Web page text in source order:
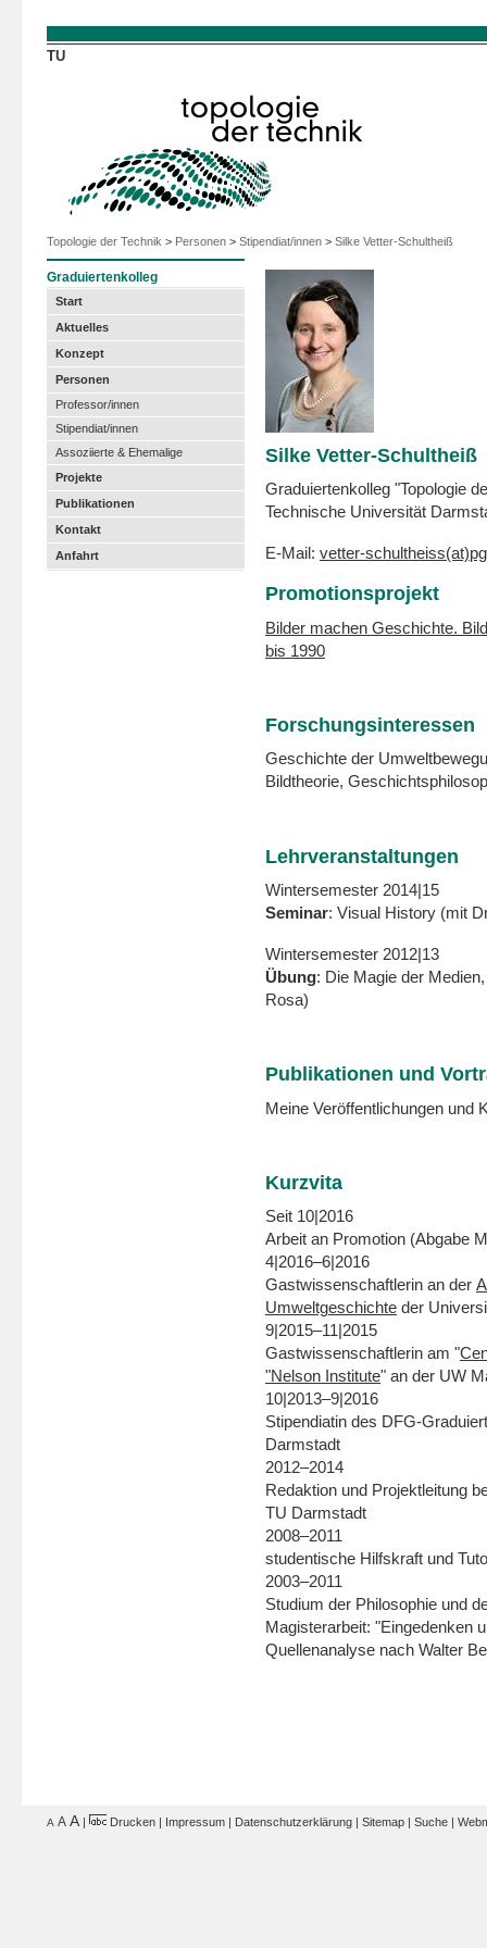
TU
Topologie der Technik > Personen > Stipendiat/innen > Silke Vetter-Schultheiß
Graduiertenkolleg
Start
Aktuelles
Konzept
Personen
Professor/innen
Stipendiat/innen
Assoziierte & Ehemalige
Projekte
Publikationen
Kontakt
Anfahrt
Silke Vetter-Schultheiß
Graduiertenkolleg "Topologie
Technische Universität
E-Mail: vetter-
Promotionsprojekt
Bilder machen Geschichte.
bis 1990
Forschungsinteressen
Geschichte der
Bildtheorie,
Lehrveranstaltungen
Wintersemester 2014|15
Seminar: Visual History (mit
Wintersemester 2012|13
Übung: Die Magie der
Rosa)
Publikationen und
Meine Veröffentlichungen und
Kurzvita
Seit 10|2016
Arbeit an Promotion (Abgabe
4|2016–6|2016
Gastwissenschaftlerin an der
Umweltgeschichte der
9|2015–11|2015
Gastwissenschaftlerin am "
"Nelson Institute" an der UW
10|2013–9|2016
Stipendiatin des DFG-
Darmstadt
2012–2014
Redaktion und Projektleitung
TU Darmstadt
2008–2011
studentische Hilfskraft und
2003–2011
Studium der Philosophie und
Magisterarbeit: "Eingedenken
Quellenanalyse nach Walter
A A A Drucken Impressum Datenschutzerklärung Sitemap Suche